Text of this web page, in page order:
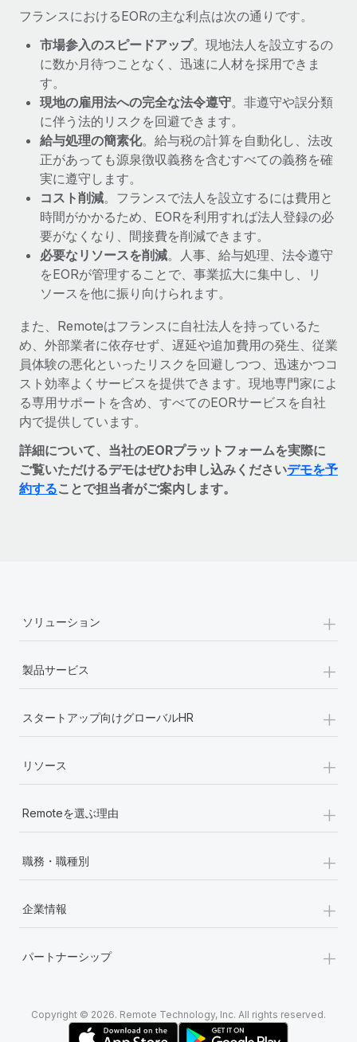
フランスにおけるEORの主な利点は次の通りです。
市場参入のスピードアップ。現地法人を設立するの
に数か月待つことなく、迅速に人材を採用できま
す。
現地の雇用法への完全な法令遵守。非遵守や誤分類
に伴う法的リスクを回避できます。
給与処理の簡素化。給与税の計算を自動化し、法改
正があっても源泉徴収義務を含むすべての義務を確
実に遵守します。
コスト削減。フランスで法人を設立するには費用と
時間がかかるため、EORを利用すれば法人登録の必
要がなくなり、間接費を削減できます。
必要なリソースを削減。人事、給与処理、法令遵守
をEORが管理することで、事業拡大に集中し、リ
ソースを他に振り向けられます。
また、Remoteはフランスに自社法人を持っているた
め、外部業者に依存せず、遅延や追加費用の発生、従業
員体験の悪化といったリスクを回避しつつ、迅速かつコ
スト効率よくサービスを提供できます。現地専門家によ
る専用サポートを含め、すべてのEORサービスを自社
内で提供しています。
詳細について、当社のEORプラットフォームを実際に
ご覧いただけるデモはぜひお申し込みくださいデモを予
約することで担当者がご案内します。
ソリューション +
製品サービス +
スタートアップ向けグローバルHR +
リソース +
Remoteを選ぶ理由 +
職務・職種別 +
企業情報 +
パートナーシップ +
Copyright © 2026. Remote Technology, Inc. All rights reserved.